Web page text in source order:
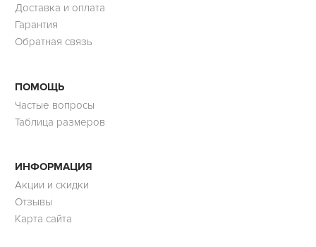
Доставка и оплата
Гарантия
Обратная связь
ПОМОЩЬ
Частые вопросы
Таблица размеров
ИНФОРМАЦИЯ
Акции и скидки
Отзывы
Карта сайта